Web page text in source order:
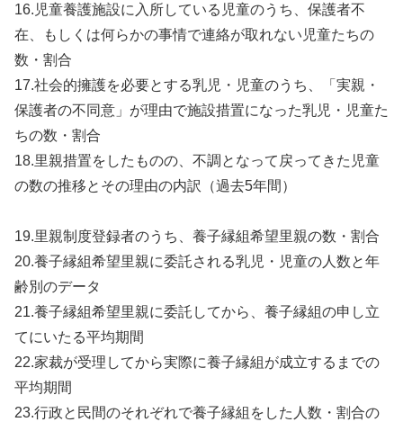
16.児童養護施設に入所している児童のうち、保護者不
在、もしくは何らかの事情で連絡が取れない児童たちの
数・割合
17.社会的擁護を必要とする乳児・児童のうち、「実親・
保護者の不同意」が理由で施設措置になった乳児・児童た
ちの数・割合
18.里親措置をしたものの、不調となって戻ってきた児童
の数の推移とその理由の内訳（過去5年間）
19.里親制度登録者のうち、養子縁組希望里親の数・割合
20.養子縁組希望里親に委託される乳児・児童の人数と年
齢別のデータ
21.養子縁組希望里親に委託してから、養子縁組の申し立
てにいたる平均期間
22.家裁が受理してから実際に養子縁組が成立するまでの
平均期間
23.行政と民間のそれぞれで養子縁組をした人数・割合の